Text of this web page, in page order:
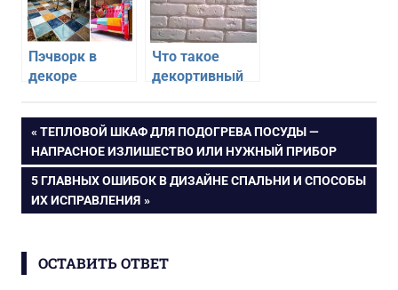
Пэчворк в
декоре
Что такое
декортивный
эмитацией
кирпича и как
его
использовать в
Навигация
по
записям
ПРЕДЫДУЩАЯ
ЗАПИСЬ:
ТЕПЛОВОЙ ШКАФ ДЛЯ ПОДОГРЕВА ПОСУДЫ —
НАПРАСНОЕ ИЗЛИШЕСТВО ИЛИ НУЖНЫЙ ПРИБОР
СЛЕДУЮЩАЯ
ЗАПИСЬ:
5 ГЛАВНЫХ ОШИБОК В ДИЗАЙНЕ СПАЛЬНИ И СПОСОБЫ
ИХ ИСПРАВЛЕНИЯ
ОСТАВИТЬ ОТВЕТ